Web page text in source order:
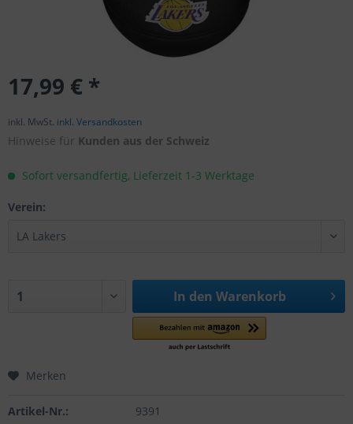
17,99 € *
inkl. MwSt. inkl. Versandkosten
Hinweise für Kunden aus der Schweiz
Sofort versandfertig, Lieferzeit 1-3 Werktage
Verein:
In den Warenkorb
Merken
Artikel-Nr.: 9391